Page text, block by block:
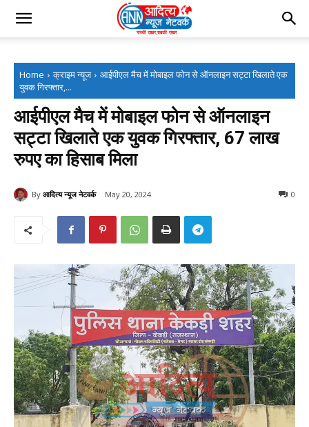
Home क्राइम न्यूज
आईपीएल मैच में मोबाइल फोन से ऑनलाइन सट्टा खिलाते एक
युवक गिरफ्तार,...
आईपीएल मैच में मोबाइल फोन से ऑनलाइन
सट्टा खिलाते एक युवक गिरफ्तार, 67 लाख
रुपए का हिसाब मिला
By आदित्य न्यूज नेटवर्क May 20, 2024 0